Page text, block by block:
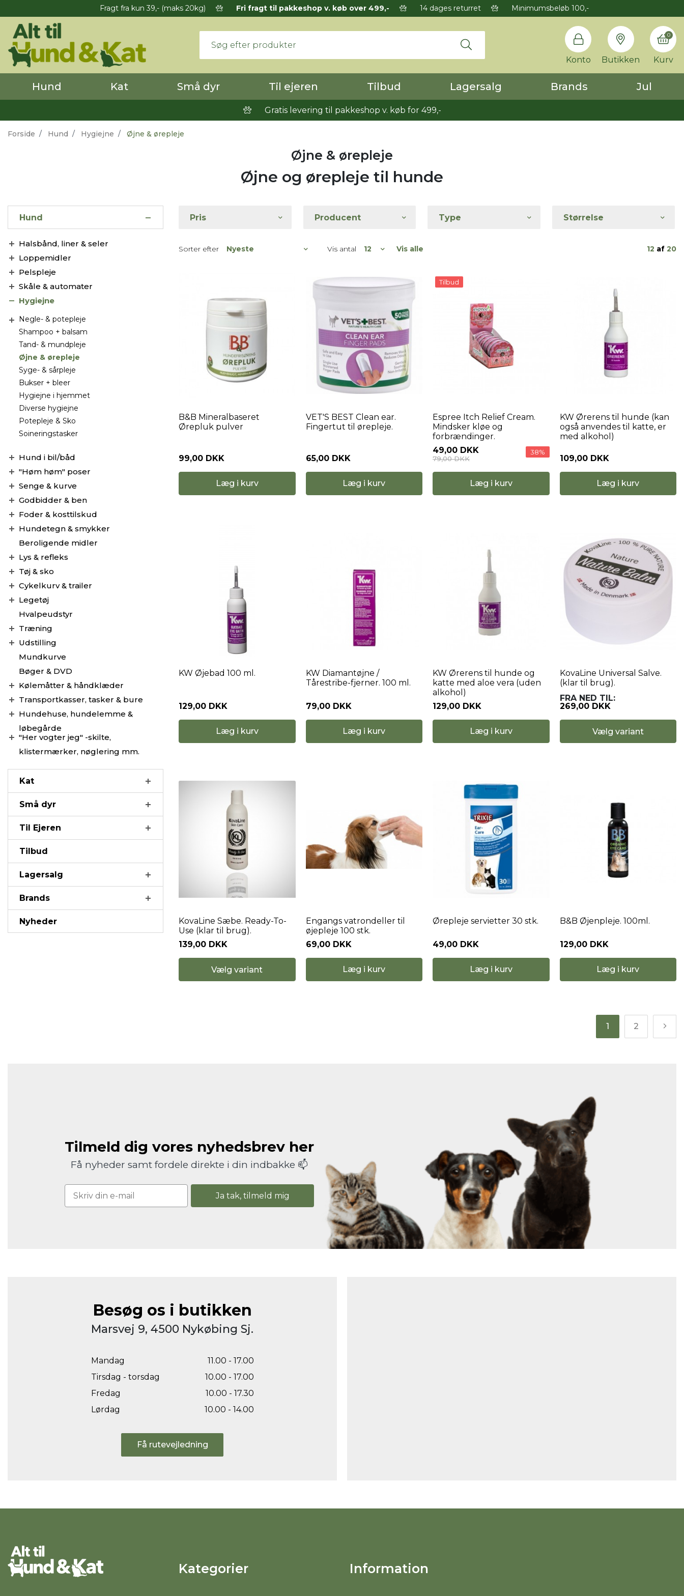
Fragt fra kun 39,- (maks 20kg) Fri fragt til pakkeshop v. køb over 499,- 14 dages returret Minimumsbeløb 100,-
Konto Butikken Kurv
0
Hund Kat Små dyr Til ejeren Tilbud Lagersalg Brands Jul
Gratis levering til pakkeshop v. køb for 499,-
Forside Hund Hygiejne Øjne & ørepleje
Øjne & ørepleje
Øjne og ørepleje til hunde
Hund
Halsbånd, liner & seler
Loppemidler
Pelspleje
Skåle & automater
Hygiejne
Negle- & potepleje
Shampoo + balsam
Tand- & mundpleje
Øjne & ørepleje
Syge- & sårpleje
Bukser + bleer
Hygiejne i hjemmet
Diverse hygiejne
Potepleje & Sko
Soineringstasker
Hund i bil/båd
"Høm høm" poser
Senge & kurve
Godbidder & ben
Foder & kosttilskud
Hundetegn & smykker
Beroligende midler
Lys & refleks
Tøj & sko
Cykelkurv & trailer
Legetøj
Hvalpeudstyr
Træning
Udstilling
Mundkurve
Bøger & DVD
Kølemåtter & håndklæder
Transportkasser, tasker & bure
Hundehuse, hundelemme &
løbegårde
"Her vogter jeg" -skilte,
klistermærker, nøglering mm.
Kat
Små dyr
Til Ejeren
Tilbud
Lagersalg
Brands
Nyheder
Pris Producent Type Størrelse
Sorter efter Vis antal Vis alle 12 af 20
B&B Mineralbaseret
Ørepluk pulver
99,00 DKK
Læg i kurv
VET'S BEST Clean ear.
Fingertut til ørepleje.
65,00 DKK
Læg i kurv
Tilbud
Espree Itch Relief Cream.
Mindsker kløe og
forbrændinger.
49,00 DKK
79,00 DKK
38%
Læg i kurv
KW Ørerens til hunde (kan
også anvendes til katte, er
med alkohol)
109,00 DKK
Læg i kurv
KW Øjebad 100 ml.
129,00 DKK
Læg i kurv
KW Diamantøjne /
Tårestribe-fjerner. 100 ml.
79,00 DKK
Læg i kurv
KW Ørerens til hunde og
katte med aloe vera (uden
alkohol)
129,00 DKK
Læg i kurv
KovaLine Universal Salve.
(klar til brug).
FRA NED TIL:
269,00 DKK
Vælg variant
KovaLine Sæbe. Ready-To-
Use (klar til brug).
139,00 DKK
Vælg variant
Engangs vatrondeller til
øjepleje 100 stk.
69,00 DKK
Læg i kurv
Ørepleje servietter 30 stk.
49,00 DKK
Læg i kurv
B&B Øjenpleje. 100ml.
129,00 DKK
Læg i kurv
1 2
Tilmeld dig vores nyhedsbrev her
Få nyheder samt fordele direkte i din indbakke 📫
Ja tak, tilmeld mig
Besøg os i butikken
Marsvej 9, 4500 Nykøbing Sj.
Mandag
11.00 - 17.00
Tirsdag - torsdag
10.00 - 17.00
Fredag
10.00 - 17.30
Lørdag
10.00 - 14.00
Få rutevejledning
Kategorier Information